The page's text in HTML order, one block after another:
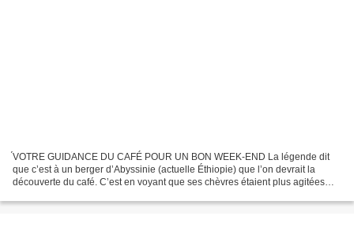
́VOTRE GUIDANCE DU CAFÉ POUR UN BON WEEK-END La légende dit
que c’est à un berger d’Abyssinie (actuelle Éthiopie) que l’on devrait la
découverte du café. C’est en voyant que ses chèvres étaient plus agitées